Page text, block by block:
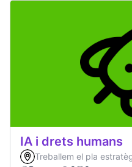
IA i drets humans
Treballem el pla